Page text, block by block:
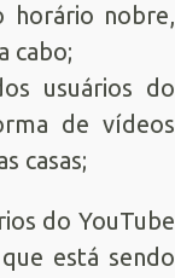
horário nobre,
cabo;
usuários do
de vídeos
casas;
do YouTube
está sendo